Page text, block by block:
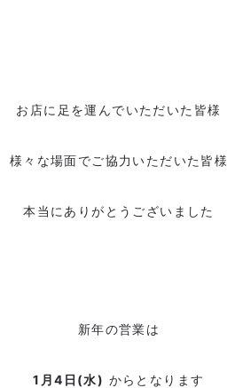
お店に足を運んでいただいた皆様
様々な場面でご協力いただいた皆様
本当にありがとうございました
新年の営業は
1月4日(水) からとなります